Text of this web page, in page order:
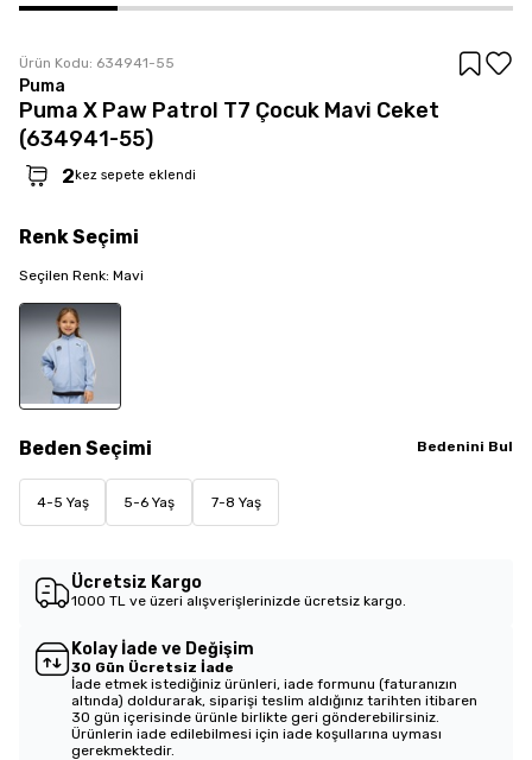
Ürün Kodu: 634941-55
Puma
Puma X Paw Patrol T7 Çocuk Mavi Ceket
(634941-55)
2 kez sepete eklendi
Beden Seçimi Bedenini Bul
4-5 Yaş 5-6 Yaş 7-8 Yaş
RenkSeçimi
Seçilen Renk: Mavi
Ücretsiz Kargo
1000 TL ve üzeri alışverişlerinizde ücretsiz kargo.
Kolay İade ve Değişim
30 Gün Ücretsiz İade
İade etmek istediğiniz ürünleri, iade formunu (faturanızın
altında) doldurarak, siparişi teslim aldığınız tarihten itibaren
30 gün içerisinde ürünle birlikte geri gönderebilirsiniz.
Ürünlerin iade edilebilmesi için iade koşullarına uyması
gerekmektedir.